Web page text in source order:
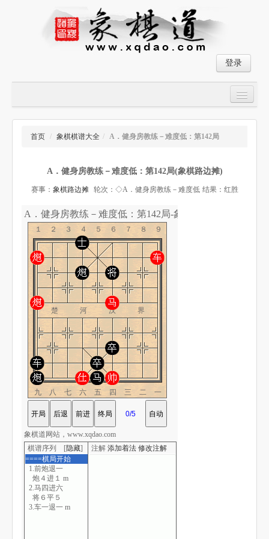
登录
大师对局
象棋棋谱
象棋小游戏
首页 / 象棋棋谱大全 / A．健身房教练－难度低：第142局
A．健身房教练－难度低：第142局(象棋路边摊)
赛事： 象棋路边摊 轮次：◇A．健身房教练－难度低 结果：红胜
A．健身房教练－难度低：第142局-象棋道
１２３４５６７８９
楚 河 汉 界
九八七六五四三二一
棋谱序列 [隐藏]
====棋局开始
1.前炮退一
炮４进１ m
2.马四进六
将６平５
3.车一退一 m
注解 添加着法 修改注解
象棋道网站，www.xqdao.com